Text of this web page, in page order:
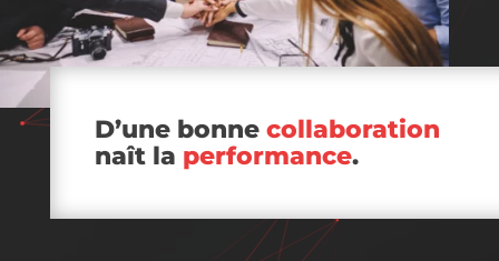
D’une bonnecollaboration
naît la performance.